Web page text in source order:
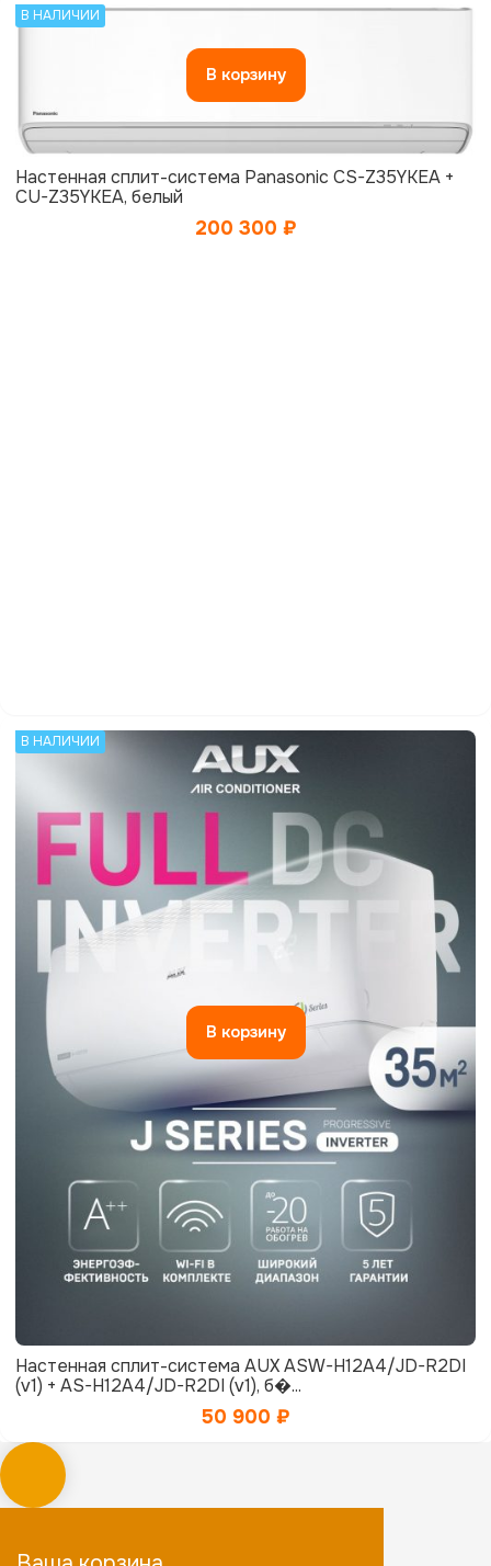
В НАЛИЧИИ
В корзину
Настенная сплит-система Panasonic CS-Z35YKEA +
CU-Z35YKEA, белый
200 300 ₽
В НАЛИЧИИ
В корзину
Настенная сплит-система AUX ASW-H12A4/JD-R2DI
(v1) + AS-H12A4/JD-R2DI (v1), б�...
50 900 ₽